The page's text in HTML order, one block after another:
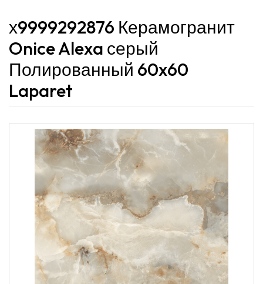
х9999292876 Керамогранит
Onice Alexa серый
Полированный 60x60
Laparet